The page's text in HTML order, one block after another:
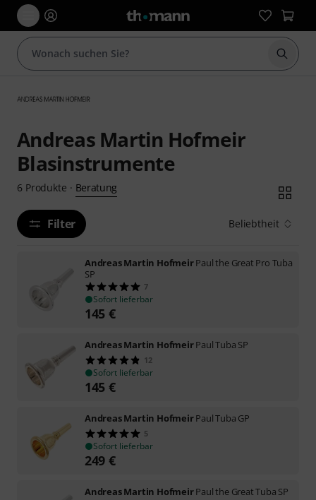
Suche
Andreas Martin Hofmeir
Blasinstrumente
6 Produkte · Beratung
Filter Beliebtheit
Andreas Martin HofmeirPaul the Great Pro Tuba
SP
7
Sofort lieferbar
145 €
Andreas Martin HofmeirPaul Tuba SP
12
Sofort lieferbar
145 €
Andreas Martin HofmeirPaul Tuba GP
5
Sofort lieferbar
249 €
Andreas Martin HofmeirPaul the Great Tuba SP